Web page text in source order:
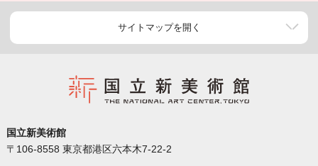
サイトマップを開く
国立新美術館
〒106-8558 東京都港区六本木7-22-2